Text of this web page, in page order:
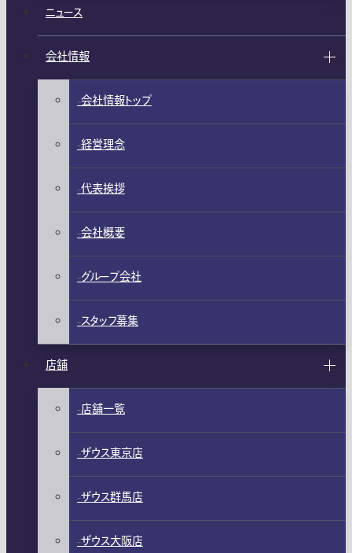
ニュース
会社情報
会社情報トップ
経営理念
代表挨拶
会社概要
グループ会社
スタッフ募集
店舗
店舗一覧
ザウス東京店
ザウス群馬店
ザウス大阪店